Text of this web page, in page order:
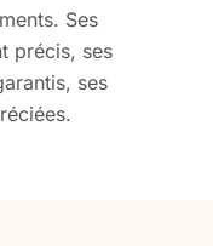
Ses
précis, ses
ses